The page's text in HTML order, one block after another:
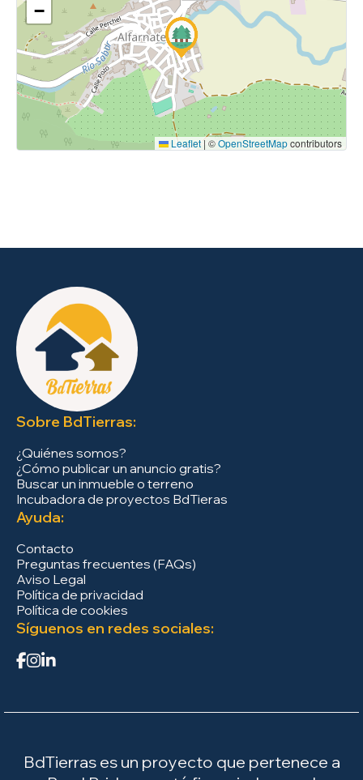
−
Leaflet|©OpenStreetMapcontributors
Sobre BdTierras:
¿Quiénes somos?
¿Cómo publicar un anuncio gratis?
Buscar un inmueble o terreno
Incubadora de proyectos BdTieras
Ayuda:
Contacto
Preguntas frecuentes (FAQs)
Aviso Legal
Política de privacidad
Política de cookies
Síguenos en redes sociales:
BdTierras es un proyecto que pertenece a